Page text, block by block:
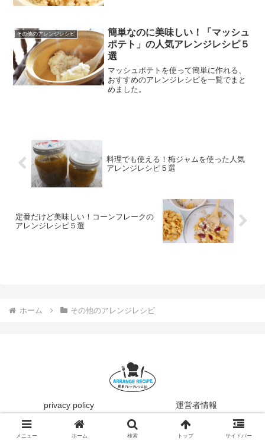
その他のアレンジレシピ
簡単なのに美味しい！「マッシュ
ポテト」の人気アレンジレシピ５
選
マッシュポテトを使って簡単に作れる、
おすすめのアレンジレシピを一覧でまと
めました。
料理でも使える！梅ジャムを使った人気
アレンジレシピ５選
定番だけど美味しい！コーンフレークの
アレンジレシピ５選
ホーム その他のアレンジレシピ
privacy policy 運営者情報
© 2018 簡単アレンジレシピ.jp.
メニュー ホーム 検索 トップ サイドバー